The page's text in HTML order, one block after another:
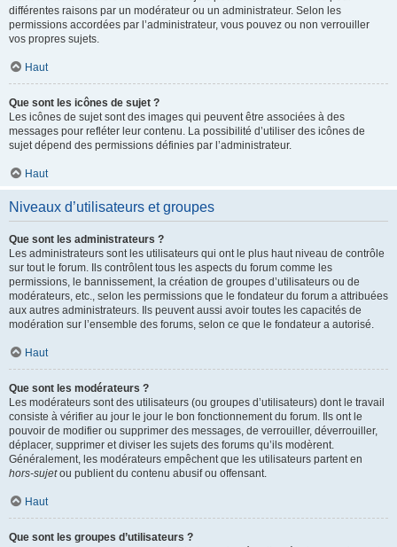
différentes raisons par un modérateur ou un administrateur. Selon les
permissions accordées par l’administrateur, vous pouvez ou non verrouiller
vos propres sujets.
Haut
Que sont les icônes de sujet ?
Les icônes de sujet sont des images qui peuvent être associées à des
messages pour refléter leur contenu. La possibilité d’utiliser des icônes de
sujet dépend des permissions définies par l’administrateur.
Haut
Niveaux d’utilisateurs et groupes
Que sont les administrateurs ?
Les administrateurs sont les utilisateurs qui ont le plus haut niveau de contrôle
sur tout le forum. Ils contrôlent tous les aspects du forum comme les
permissions, le bannissement, la création de groupes d’utilisateurs ou de
modérateurs, etc., selon les permissions que le fondateur du forum a attribuées
aux autres administrateurs. Ils peuvent aussi avoir toutes les capacités de
modération sur l’ensemble des forums, selon ce que le fondateur a autorisé.
Haut
Que sont les modérateurs ?
Les modérateurs sont des utilisateurs (ou groupes d’utilisateurs) dont le travail
consiste à vérifier au jour le jour le bon fonctionnement du forum. Ils ont le
pouvoir de modifier ou supprimer des messages, de verrouiller, déverrouiller,
déplacer, supprimer et diviser les sujets des forums qu’ils modèrent.
Généralement, les modérateurs empêchent que les utilisateurs partent en
hors-sujetou publient du contenu abusif ou offensant.
Haut
Que sont les groupes d’utilisateurs ?